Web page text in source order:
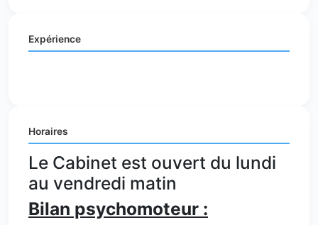
Expérience
Horaires
Le Cabinet est ouvert du lundi
au vendredi matin
Bilan psychomoteur :